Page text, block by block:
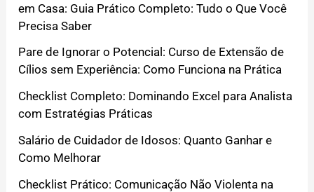
em Casa: Guia Prático Completo: Tudo o Que Você
Precisa Saber
Pare de Ignorar o Potencial: Curso de Extensão de
Cílios sem Experiência: Como Funciona na Prática
Checklist Completo: Dominando Excel para Analista
com Estratégias Práticas
Salário de Cuidador de Idosos: Quanto Ganhar e
Como Melhorar
Checklist Prático: Comunicação Não Violenta na